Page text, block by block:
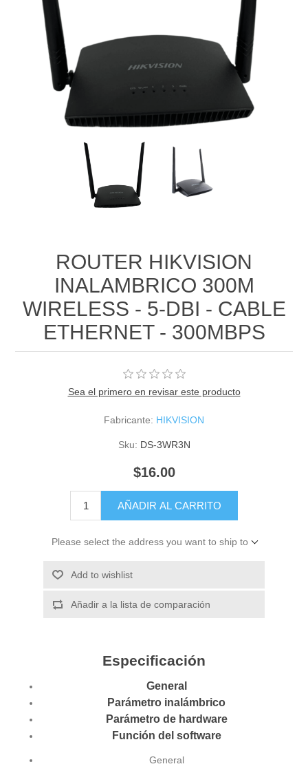
ROUTER HIKVISION
INALAMBRICO 300M
WIRELESS - 5-DBI - CABLE
ETHERNET - 300MBPS
Sea el primero en revisar este producto
Fabricante: HIKVISION
Sku: DS-3WR3N
$16.00
AÑADIR AL CARRITO
Please select the address you want to ship to
Add to wishlist
Añadir a la lista de comparación
Especificación
General
Parámetro inalámbrico
Parámetro de hardware
Función del software
General